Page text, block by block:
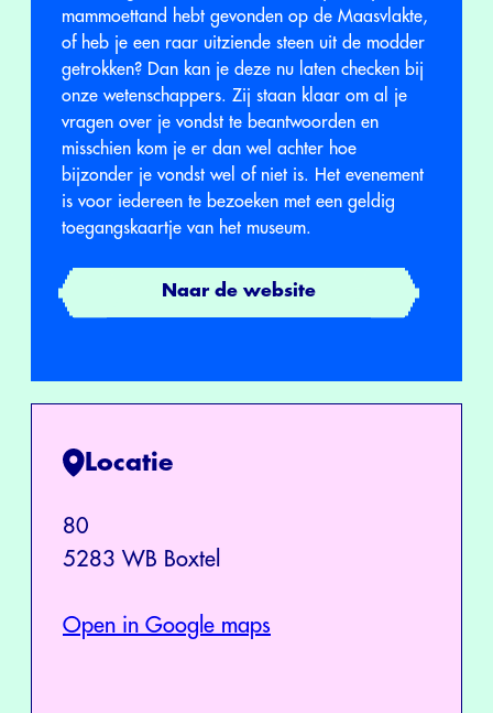
mammoettand hebt gevonden op de Maasvlakte,
of heb je een raar uitziende steen uit de modder
getrokken? Dan kan je deze nu laten checken bij
onze wetenschappers. Zij staan klaar om al je
vragen over je vondst te beantwoorden en
misschien kom je er dan wel achter hoe
bijzonder je vondst wel of niet is. Het evenement
is voor iedereen te bezoeken met een geldig
toegangskaartje van het museum.
Naar de website
Locatie
80
5283 WB Boxtel
Open in Google maps